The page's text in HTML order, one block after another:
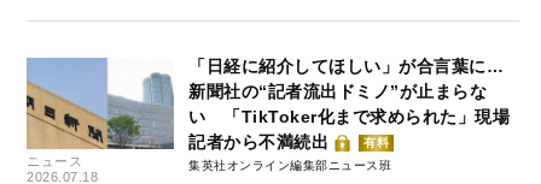
ニュース
2026.07.18
「日経に紹介してほしい」が合言葉に…
新聞社の“記者流出ドミノ”が止まらな
い 「TikToker化まで求められた」現場
記者から不満続出
有料
集英社オンライン編集部ニュース班